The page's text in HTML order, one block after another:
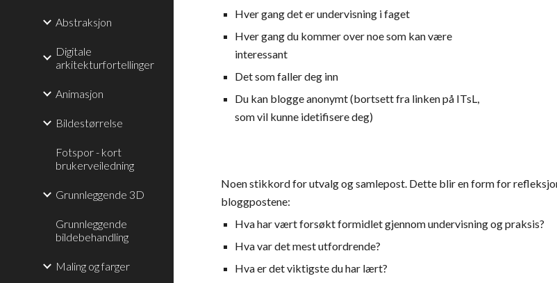
Abstraksjon
Digitale
arkitekturfortellinger
Animasjon
Bildestørrelse
Fotspor - kort
brukerveiledning
Grunnleggende 3D
Grunnleggende
bildebehandling
Maling og farger
Hver gang det er undervisning i faget
Hver gang du kommer over noe som kan være
interessant
Det som faller deg inn
Du kan blogge anonymt (bortsett fra linken på ITsL,
som vil kunne idetifisere deg)
Noen stikkord for utvalg og samlepost. Dette blir en form for
bloggpostene:
Hva har vært forsøkt formidlet gjennom undervisning og praksis?
Hva var det mest utfordrende?
Hva er det viktigste du har lært?